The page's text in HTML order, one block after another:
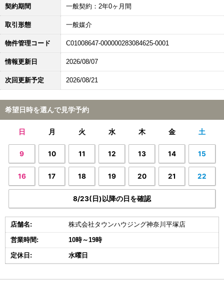
契約期間 一般契約：2年0ヶ月間
取引形態 一般媒介
物件管理コード C01008647-000000283084625-0001
情報更新日 2026/08/07
次回更新予定 2026/08/21
希望日時を選んで見学予約
日 月 火 水 木 金 土
9 10 11 12 13 14 15
16 17 18 19 20 21 22
8/23(日)以降の日を確認
店舗名: 株式会社タウンハウジング神奈川平塚店
営業時間: 10時～19時
定休日: 水曜日